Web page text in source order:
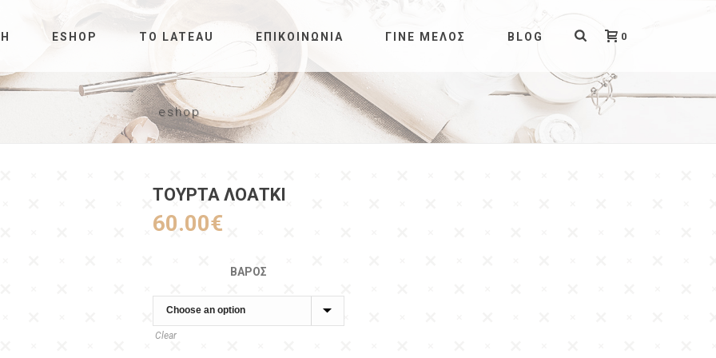
ESHOP ΤΟ LATEAU ΕΠΙΚΟΙΝΩΝΊΑ ΓΊΝΕ ΜΈΛΟΣ BLOG 0
eshop
ΤΟΥΡΤΑ ΛΟΑΤΚΙ
60.00€
ΒΆΡΟΣ
Clear